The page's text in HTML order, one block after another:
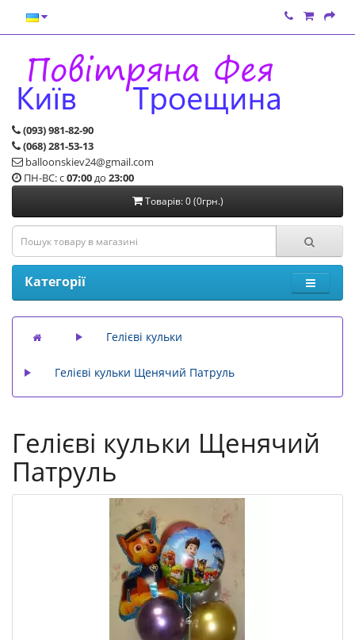
(093) 981-82-90
(068) 281-53-13
balloonskiev24@gmail.com
ПН-ВС: с07:00до 23:00
Товарів: 0 (0грн.)
Категорії
Гелієві кульки
Гелієві кульки Щенячий Патруль
Гелієві кульки Щенячий
Патруль